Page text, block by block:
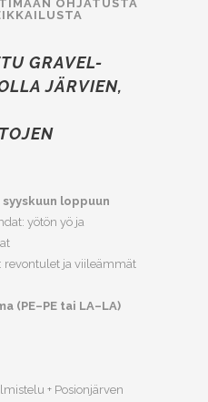
OHJATUSTA
GRAVEL-
JÄRVIEN,
loppuun
yötön yö ja
revontulet ja viileämmät
(PE–PE tai LA–LA)
+ Posionjärven